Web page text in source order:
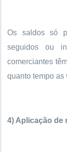
Os saldos só
seguidos ou
comerciantes
quanto tempo as
4) Aplicação de